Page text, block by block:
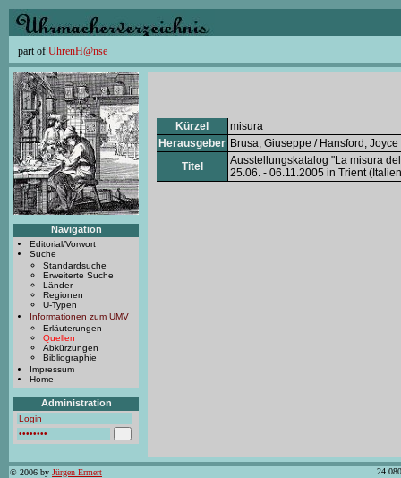
part of UhrenH@nse
Navigation
Editorial/Vorwort
Suche
Standardsuche
Erweiterte Suche
Länder
Regionen
U-Typen
Informationen zum UMV
Erläuterungen
Quellen
Abkürzungen
Bibliographie
Impressum
Home
Administration
Kürzel
misura
Herausgeber Brusa, Giuseppe / Hansford, Joyce
Titel
Ausstellungskatalog "La misura
25.06. - 06.11.2005 in Trient
© 2006 by Jürgen Ermert